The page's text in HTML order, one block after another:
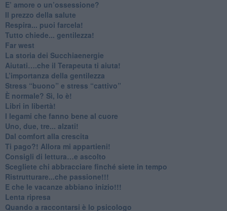
​E’ amore o un’ossessione?
​Il prezzo della salute
​Respira... puoi farcela!
​Tutto chiede... gentilezza!
​Far west
​La storia dei Succhiaenergie
​Aiutati….che il Terapeuta ti aiuta!
​L’importanza della gentilezza
​Stress “buono” e stress “cattivo”
​È normale? Sì, lo è!
​Libri in libertà!
​I legami che fanno bene al cuore
Uno, due, tre... alzati!​
​Dal comfort alla crescita
​Ti pago?! Allora mi appartieni!​
​Consigli di lettura…e ascolto
​Scegliete chi abbracciare finché siete in tempo
​Ristrutturare...che passione!!!
​E che le vacanze abbiano inizio!!!
​Lenta ripresa
​Quando a raccontarsi è lo psicologo